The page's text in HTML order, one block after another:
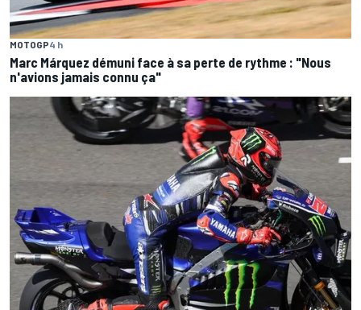
MOTOGP4 h
Marc Márquez démuni face à sa perte de rythme : "Nous
n'avions jamais connu ça"